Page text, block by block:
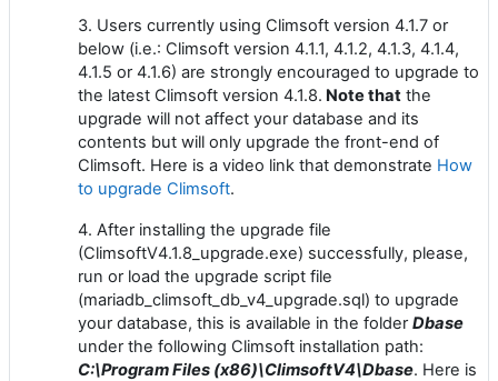
3. Users currently using Climsoft version 4.1.7 or
below (i.e.: Climsoft version 4.1.1, 4.1.2, 4.1.3, 4.1.4,
4.1.5 or 4.1.6) are strongly encouraged to upgrade to
the latest Climsoft version 4.1.8. Note that the
upgrade will not affect your database and its
contents but will only upgrade the front-end of
Climsoft. Here is a video link that demonstrate How
to upgrade Climsoft.
4. After installing the upgrade file
(ClimsoftV4.1.8_upgrade.exe) successfully, please,
run or load the upgrade script file
(mariadb_climsoft_db_v4_upgrade.sql) to upgrade
your database, this is available in the folderDbase
under the following Climsoft installation path:
C:\Program Files (x86)\ClimsoftV4\Dbase. Here is